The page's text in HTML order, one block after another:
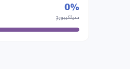
0%
سيلكيبورج